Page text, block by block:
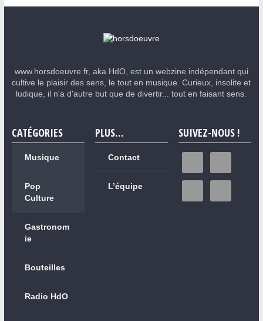
www.horsdoeuvre.fr, aka HdO, est un webzine indépendant qui
cultive le plaisir des sens, le tout en musique. Curieux, insolite et
ludique, il n'a d'autre but que de divertir... tout en faisant sens.
CATÉGORIES
Musique
Pop
Culture
Gastronom
ie
Bouteilles
Radio HdO
PLUS…
Contact
L’équipe
SUIVEZ-NOUS !